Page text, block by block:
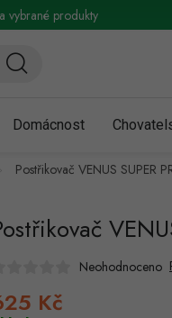
Obchodní podmínky pro
vybrané produkty
Domácnost
Postřikovač VENUS SUPER
Neohodnoceno
Kč